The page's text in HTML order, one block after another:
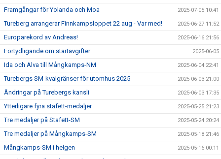
Framgångar för Yolanda och Moa 2025-07-05 10:41
Tureberg arrangerar Finnkampsloppet 22 aug - Var med! 2025-06-27 11:52
Europarekord av Andreas! 2025-06-16 21:56
Förtydligande om startavgifter 2025-06-05
Ida och Alva till Mångkamps-NM 2025-06-04 22:41
Turebergs SM-kvalgränser för utomhus 2025 2025-06-03 21:00
Ändringar på Turebergs kansli 2025-06-03 17:35
Ytterligare fyra stafett-medaljer 2025-05-25 21:23
Tre medaljer på Stafett-SM 2025-05-24 20:24
Tre medaljer på Mångkamps-SM 2025-05-18 21:46
Mångkamps-SM i helgen 2025-05-16 00:11